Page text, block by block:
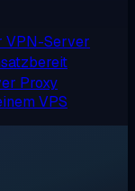
VPN-Server
Proxy
VPS